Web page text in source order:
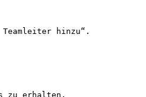
hinzu“.
zu erhalten.